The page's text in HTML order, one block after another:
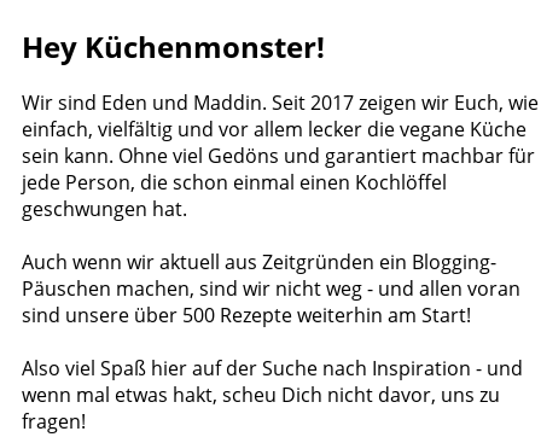
Hey Küchenmonster!
Wir sind Eden und Maddin. Seit 2017 zeigen wir Euch, wie
einfach, vielfältig und vor allem lecker die vegane Küche
sein kann. Ohne viel Gedöns und garantiert machbar für
jede Person, die schon einmal einen Kochlöffel
geschwungen hat.
Auch wenn wir aktuell aus Zeitgründen ein Blogging-
Päuschen machen, sind wir nicht weg - und allen voran
sind unsere über 500 Rezepte weiterhin am Start!
Also viel Spaß hier auf der Suche nach Inspiration - und
wenn mal etwas hakt, scheu Dich nicht davor, uns zu
fragen!